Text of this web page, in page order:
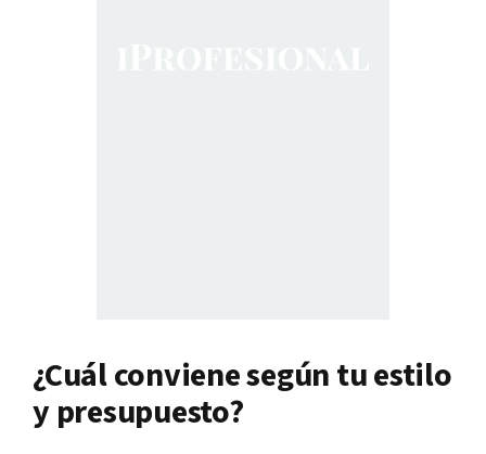
¿Cuál conviene según tu estilo
y presupuesto?